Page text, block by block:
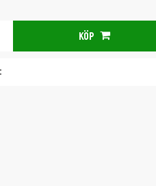
KÖP